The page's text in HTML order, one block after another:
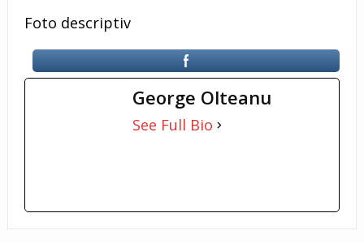
Foto descriptiv
George Olteanu
See Full Bio